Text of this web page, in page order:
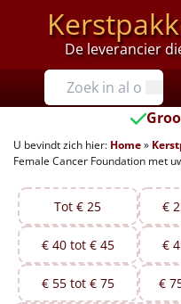
De leverancier
Prijzen
Tot €25
€25 tot €35
€35 tot €40
€40 tot €45
€45 tot €50
U bevindt zich hier: Home»
Female Cancer Foundation met
Tot € 25 €
€ 40 tot € 45 €
€ 55 tot € 75 €